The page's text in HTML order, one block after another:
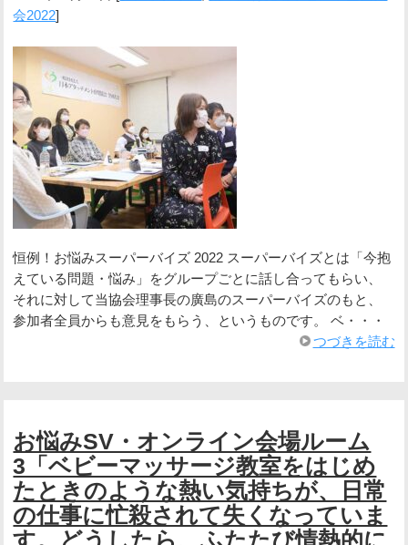
会2022]
恒例！お悩みスーパーバイズ 2022 スーパーバイズとは「今抱
えている問題・悩み」をグループごとに話し合ってもらい、
それに対して当協会理事長の廣島のスーパーバイズのもと、
参加者全員からも意見をもらう、というものです。 ベ・・・
つづきを読む
お悩みSV・オンライン会場ルーム
3「ベビーマッサージ教室をはじめ
たときのような熱い気持ちが、日常
の仕事に忙殺されて失くなっていま
す。どうしたら、ふたたび情熱的に